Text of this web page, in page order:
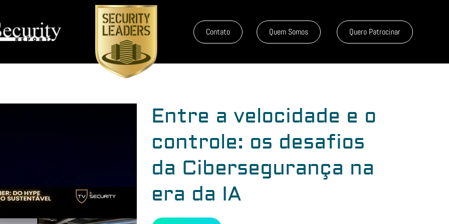
Contato Quem Somos Quero Patrocinar
Entre a velocidade e o
controle: os desafios
da Cibersegurança na
era da IA